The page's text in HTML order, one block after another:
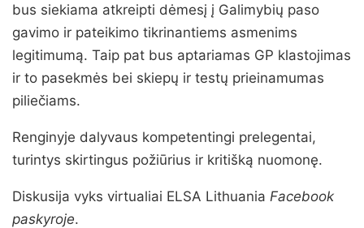
bus siekiama atkreipti dėmesį į Galimybių paso
gavimo ir pateikimo tikrinantiems asmenims
legitimumą. Taip pat bus aptariamas GP klastojimas
ir to pasekmės bei skiepų ir testų prieinamumas
piliečiams.
Renginyje dalyvaus kompetentingi prelegentai,
turintys skirtingus požiūrius ir kritišką nuomonę.
Diskusija vyks virtualiai ELSA Lithuania Facebook
paskyroje.